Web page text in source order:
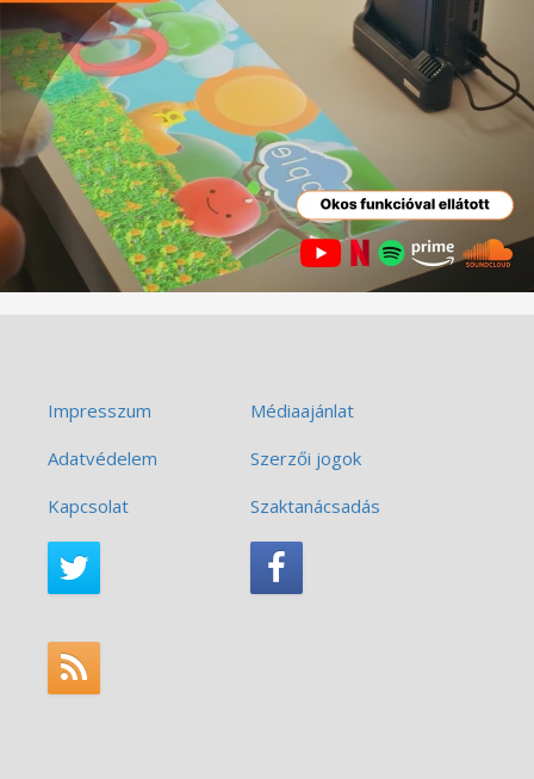
Impresszum
Médiaajánlat
Adatvédelem
Szerzői jogok
Kapcsolat
Szaktanácsadás